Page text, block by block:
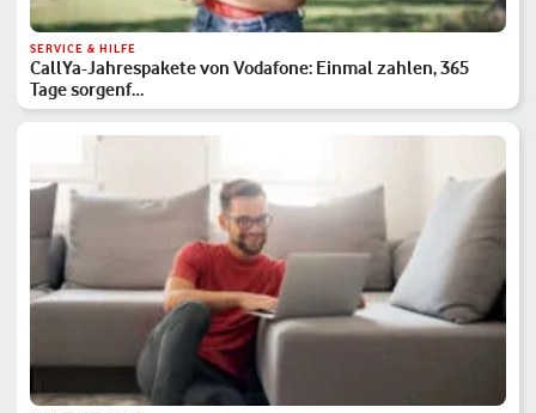
SERVICE & HILFE
CallYa-Jahrespakete von Vodafone: Einmal zahlen, 365
Tage sorgenf…